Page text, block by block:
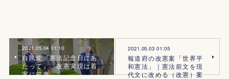
2021.05.04 01:10
自民党『憲法記念日にあ
たって』、改憲実現は着
実に前進
2021.05.03 01:05
報道府の改憲案「世界平
和憲法」｜憲法前文を現
代文に改める（改憲）案